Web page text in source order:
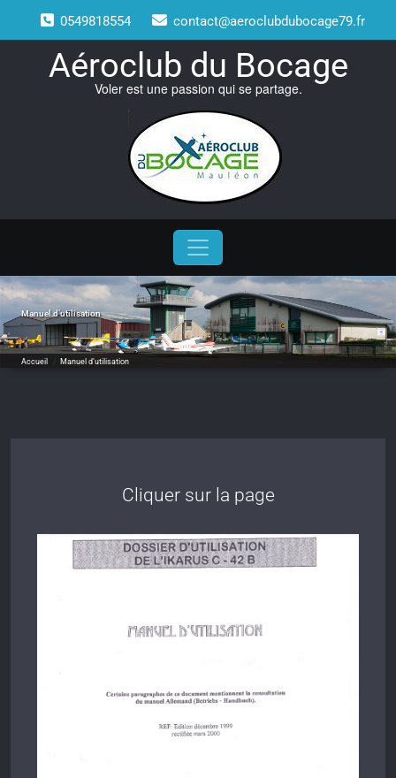
content
0549818554 contact@aeroclubdubocage79.fr
Aéroclub du Bocage
Voler est une passion qui se partage.
Manuel d’utilisation
Accueil Manuel d’utilisation
Cliquer sur la page